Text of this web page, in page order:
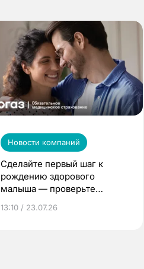
Новости компаний
Сделайте первый шаг к
рождению здорового
малыша — проверьте
по ОМС!
13:10 / 23.07.26